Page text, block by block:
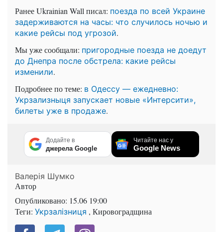
Ранее Ukrainian Wall писал: поезда по всей Украине
задерживаются на часы: что случилось ночью и
какие рейсы под угрозой.
Мы уже сообщали: пригородные поезда не доедут
до Днепра после обстрела: какие рейсы
изменили.
Подробнее по теме: в Одессу — ежедневно:
Укрзализныця запускает новые «Интерсити»,
билеты уже в продаже.
Додайте в
джерела Google
Читайте нас у
Google News
Валерія Шумко
Автор
Опубликовано: 15.06 19:00
Теги: Укрзалізниця , Кировоградщина